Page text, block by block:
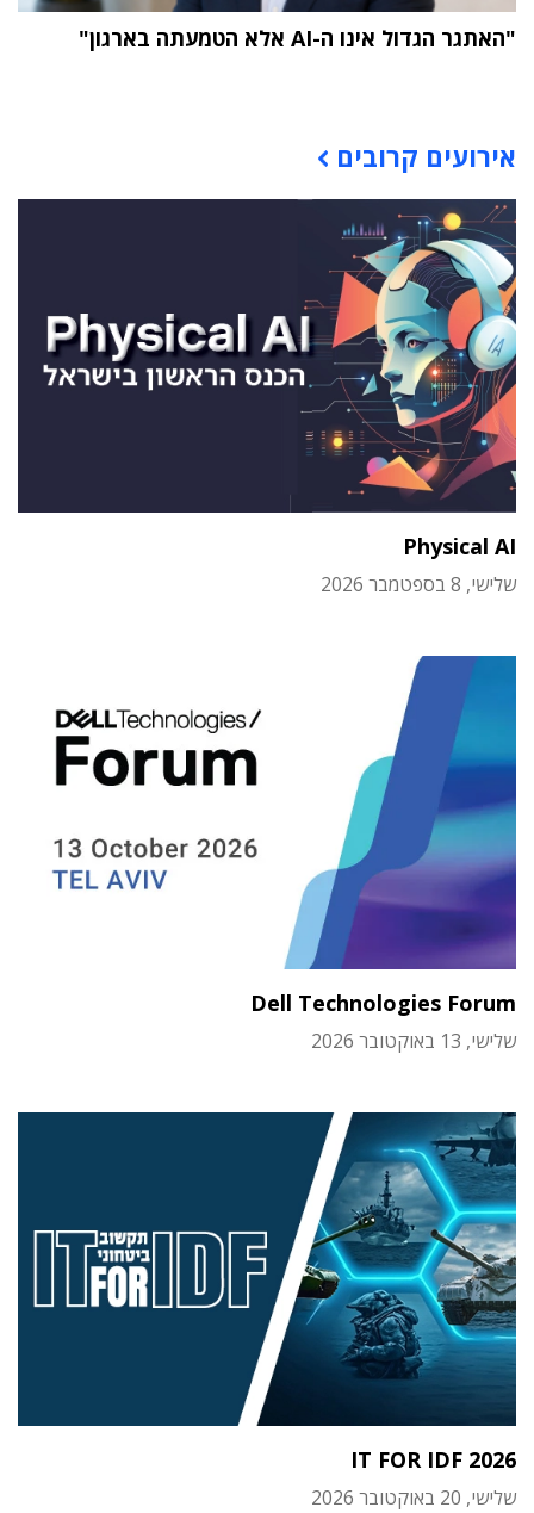
"האתגר הגדול אינו ה-AI אלא הטמעתה בארגון"
אירועים קרובים
Physical AI
שלישי, 8 בספטמבר 2026
Dell Technologies Forum
שלישי, 13 באוקטובר 2026
IT FOR IDF 2026
שלישי, 20 באוקטובר 2026